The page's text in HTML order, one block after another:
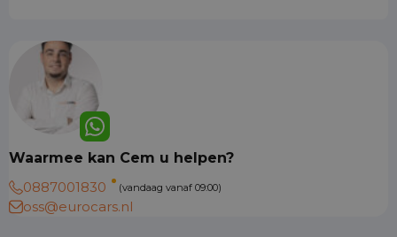
Waarmee kan Cem u helpen?
0887001830
(vandaag vanaf 09:00)
oss@eurocars.nl